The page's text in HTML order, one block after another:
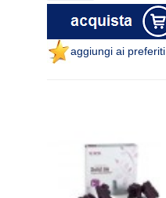
aggiungi ai preferiti